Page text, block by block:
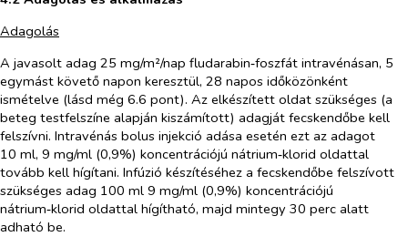
Adagolás
A javasolt adag 25 mg/m²/nap fludarabin‑foszfát intravénásan, 5
egymást követő napon keresztül, 28 napos időközönként
ismételve (lásd még 6.6 pont). Az elkészített oldat szükséges (a
beteg testfelszíne alapján kiszámított) adagját fecskendőbe kell
felszívni. Intravénás bolus injekció adása esetén ezt az adagot
10 ml, 9 mg/ml (0,9%) koncentrációjú nátrium‑klorid oldattal
tovább kell hígítani. Infúzió készítéséhez a fecskendőbe felszívott
szükséges adag 100 ml 9 mg/ml (0,9%) koncentrációjú
nátrium‑klorid oldattal hígítható, majd mintegy 30 perc alatt
adható be.